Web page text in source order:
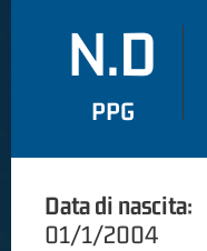
N.D
PPG
Data di nascita:
01/1/2004